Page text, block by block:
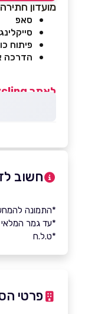
מועדון
סאפ
סייקלינג
פיתוח
הדרכה
לאתר Sheggy Sup & Cycling לחצו כאן>>
חשוב
*התמונה
*עד גמר המלאי
*ט.ל.ח
פרטי